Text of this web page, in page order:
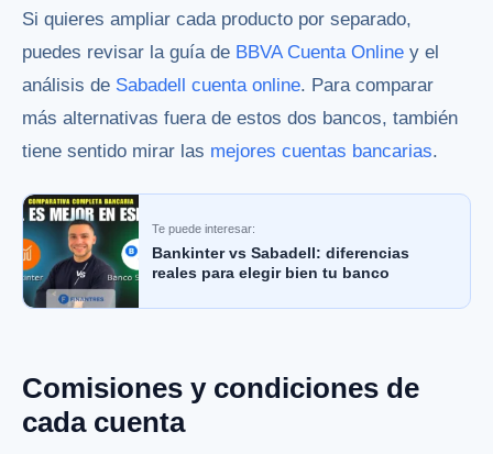
Si quieres ampliar cada producto por separado,
puedes revisar la guía de BBVA Cuenta Online y el
análisis de Sabadell cuenta online. Para comparar
más alternativas fuera de estos dos bancos, también
tiene sentido mirar las mejores cuentas bancarias.
Te puede interesar:
Bankinter vs Sabadell: diferencias
reales para elegir bien tu banco
Comisiones y condiciones de
cada cuenta